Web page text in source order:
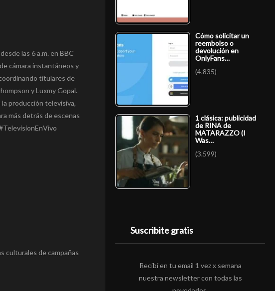
las 6 a.m. en BBC
cámara instantáneos y
titulares de
y Luxmy Gopal.
la producción televisiva,
más detrás de escenas
culturales de campañas
Cómo solicitar un
reembolso o
devolución en
OnlyFans…
(4.835)
1 clásica: publicidad
de RINA de
MATARAZZO (I
Was…
(3.599)
Suscribite gratis
Recibí en tu email 1 vez x semana
nuestra newsletter con todas las